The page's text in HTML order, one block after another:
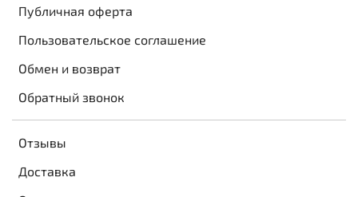
Публичная оферта
Пользовательское соглашение
Обмен и возврат
Обратный звонок
Отзывы
Доставка